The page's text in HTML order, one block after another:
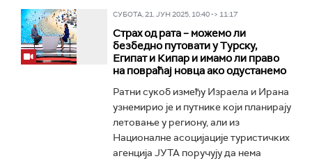
СУБОТА, 21. ЈУН 2025, 10:40 -> 11:17
Страх од рата – можемо ли
безбедно путовати у Турску,
Египат и Кипар и имамо ли право
на повраћај новца ако одустанемо
Ратни сукоб између Израела и Ирана
узнемирио је и путнике који планирају
летовање у региону, али из
Националне асоцијације туристичких
агенција ЈУТА поручују да нема